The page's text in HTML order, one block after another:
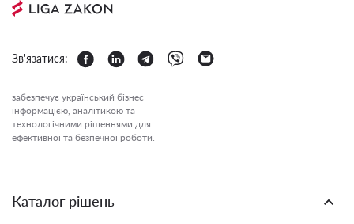
Зв'язатися:
забезпечує український бізнес
інформацією, аналітикою та
технологічними рішеннями для
ефективної та безпечної роботи.
Каталог рішень